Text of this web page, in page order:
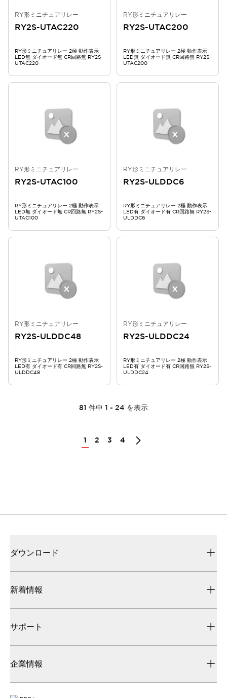
RY形ミニチュアリレー
RY2S-UTAC220
RY形ミニチュアリレー 2極 動作表示
LED無 ダイオード無 CR回路無 RY2S-
UTAC220
RY形ミニチュアリレー
RY2S-UTAC200
RY形ミニチュアリレー 2極 動作表示
LED無 ダイオード無 CR回路無 RY2S-
UTAC200
RY形ミニチュアリレー
RY2S-UTAC100
RY形ミニチュアリレー 2極 動作表示
LED無 ダイオード無 CR回路無 RY2S-
UTAC100
RY形ミニチュアリレー
RY2S-ULDDC6
RY形ミニチュアリレー 2極 動作表示
LED有 ダイオード有 CR回路無 RY2S-
ULDDC6
RY形ミニチュアリレー
RY2S-ULDDC48
RY形ミニチュアリレー 2極 動作表示
LED有 ダイオード有 CR回路無 RY2S-
ULDDC48
RY形ミニチュアリレー
RY2S-ULDDC24
RY形ミニチュアリレー 2極 動作表示
LED有 ダイオード有 CR回路無 RY2S-
ULDDC24
81 件中 1 - 24 を表示
1 2 3 4
ダウンロード
新着情報
サポート
企業情報